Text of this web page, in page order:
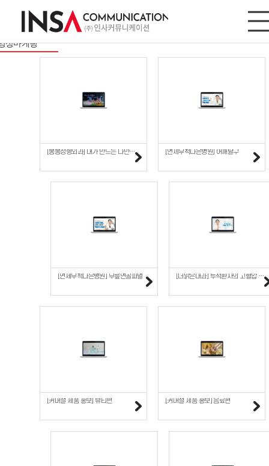
영상마케팅
이트/모바일
디지털마케팅
상마케팅
[봉봉성형외과] 내가 만드는 나만의 스타일, 워너비 바디핏.. [연세무척나은병원] 어깨탈구
[연세무척나은병원] 무릎연골파열 [더맑은내과] 투석환자의 고혈압 알아보기
[커머셜 제품 홍보] 뷰티편 [커머셜 제품 홍보] 음료편